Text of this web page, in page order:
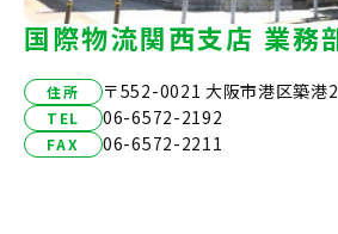
国際物流関西支店 業務
住所 〒552-0021 大阪市港区築港
TEL 06-6572-2192
FAX 06-6572-2211